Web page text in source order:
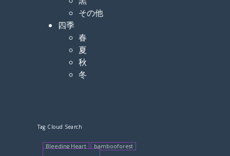
その他
四季
春
夏
秋
冬
Tag Cloud Search
Bleeding Heart bambooforest